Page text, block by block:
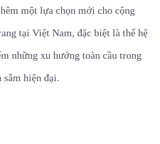
một lựa chọn mới cho cộng
tại Việt Nam, đặc biệt là thế hệ
những xu hướng toàn cầu trong
sắm hiện đại.